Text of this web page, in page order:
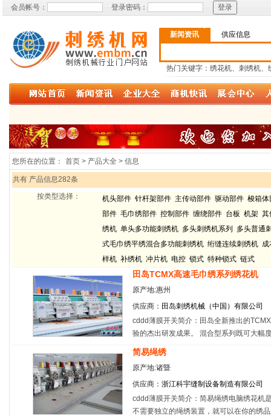
会员帐号： 登录密码：
新闻资讯 供应信息
热门关键字：绣花机、刺绣机、
您所在的位置： 首页 > 产品大全 > 信息
共有 产品信息282条
按类型选择：
机头部件 针杆架部件 主传动部件 驱动部件 梭箱体
部件 毛巾绣部件 控制部件 缠绕部件 台板 机架 其
绣机 单头多功能刺绣机 多头刺绣机系列
多头普通
式毛巾绣平绣混合多功能刺绣机 绗缝连续刺绣机 成
样机 补绣机 冲片机 电控 锁式 特种锁式 链式
田岛TCMX高速毛巾绣系列绣花机
原产地:惠州
供应商： 田岛刺绣机械（中国）有限公司
cddd薄膜开关简介：田岛全新推出的
验的杰出研发成果。 混合型系列既可大幅
简易绳绣
原产地:诸暨
供应商： 浙江科宇缝制设备制造有限公司
cddd薄膜开关简介：简易绳绣电脑绣花机
不需要独立的绳绣装置，就可以在你的绣